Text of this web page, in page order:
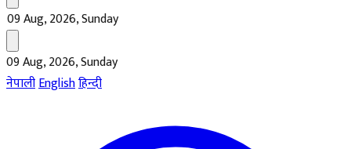
09 Aug, 2026, Sunday
09 Aug, 2026, Sunday
नेपालीEnglishहिन्दी